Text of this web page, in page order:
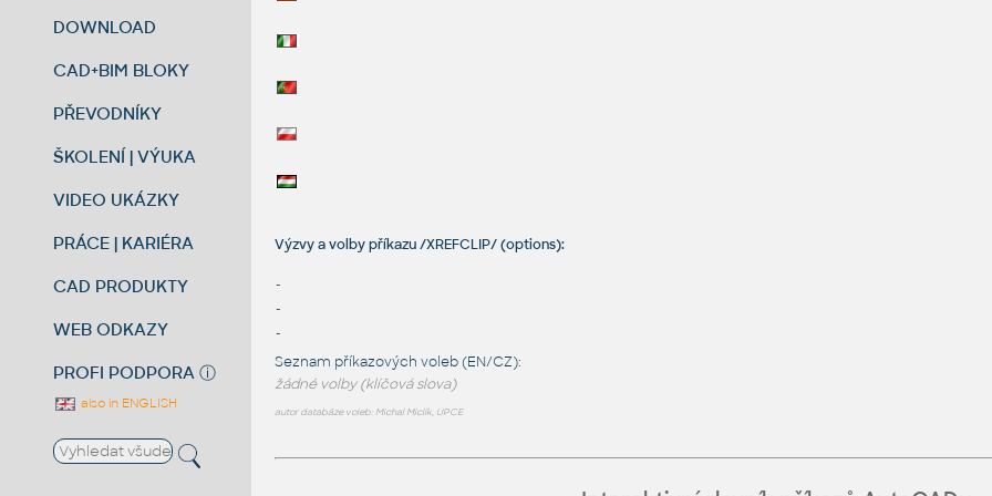
DOWNLOAD
CAD+BIM BLOKY
PŘEVODNÍKY
ŠKOLENÍ | VÝUKA
VIDEO UKÁZKY
PRÁCE | KARIÉRA
CAD PRODUKTY
WEB ODKAZY
PROFI PODPORA ⓘ
also in ENGLISH
Výzvy a volby příkazu /XREFCLIP/ (options):
-
-
-
Seznam příkazových voleb (EN/CZ):
žádné volby (klíčová slova)
autor databáze voleb: Michal Miclík, UPCE